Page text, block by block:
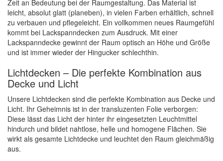
Zeit an Bedeutung bei der Raumgestaltung. Das Material ist
leicht, absolut glatt (planeben), in vielen Farben erhältlich, schnell
zu verbauen und pflegeleicht. Ein vollkommen neues Raumgefühl
kommt bei Lackspanndecken zum Ausdruck. Mit einer
Lackspanndecke gewinnt der Raum optisch an Höhe und Größe
und ist immer wieder der Hingucker schlechthin.
Lichtdecken – Die perfekte Kombination aus
Decke und Licht
Unsere Lichtdecken sind die perfekte Kombination aus Decke und
Licht. Ihr Geheimnis ist in der transluzenten Folie verborgen:
Diese lässt das Licht der hinter ihr eingesetzten Leuchtmittel
hindurch und bildet nahtlose, helle und homogene Flächen. Sie
wirkt als gesamte Lichtdecke und leuchtet den Raum gleichmäßig
aus.